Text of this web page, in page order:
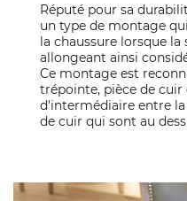
Réputé pour sa
un type de montage
la chaussure lorsque la
allongeant ainsi
Ce montage est
trépointe, pièce de
d'intermédiaire entre
de cuir qui sont au